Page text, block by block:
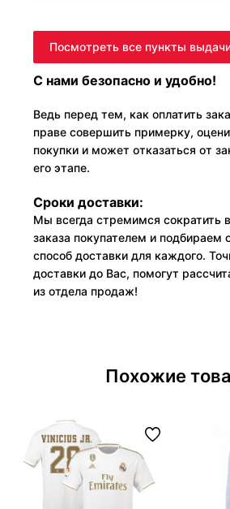
Посмотреть все пункты
С нами безопасно и удобно!
Ведь перед тем, как оплатить
праве совершить примерку,
покупки и может отказаться от
его этапе.
Сроки доставки:
Мы всегда стремимся сократить
заказа покупателем и подбираем
способ доставки для каждого.
доставки до Вас, помогут
из отдела продаж!
Похожие